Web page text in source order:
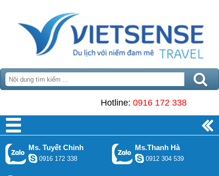
Hotline: 0916 172 338
Ms. Tuyết Chinh
0916 172 338
Ms.Thanh Hà
0912 304 539